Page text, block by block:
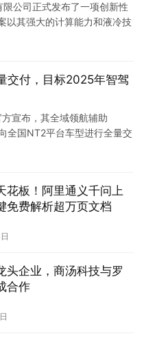
公司正式发布了一项创新性
以其强大的计算能力和液冷技
交付，目标2025年智驾
宣布，其全域领航辅助
全国NT2平台车型进行全量交
花板！阿里通义千问上
免费解析超万页文档
头企业，商汤科技与罗
合作